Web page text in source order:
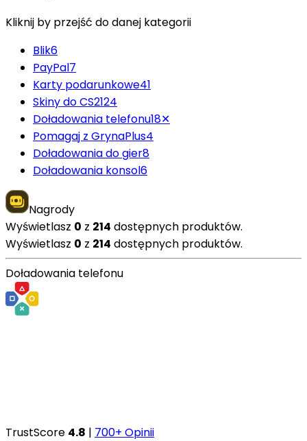
Kliknij by przejść do danej kategorii
Blik6
PayPal7
Karty podarunkowe41
Skiny do CS2124
Doładowania telefonu18✕
Pomagaj z GrynaPlus4
Doładowania do gier8
Doładowania konsol6
Nagrody
Wyświetlasz 0 z 214 dostępnych produktów.
Wyświetlasz 0 z 214 dostępnych produktów.
Doładowania telefonu
TrustScore 4.8 | 700+ Opinii